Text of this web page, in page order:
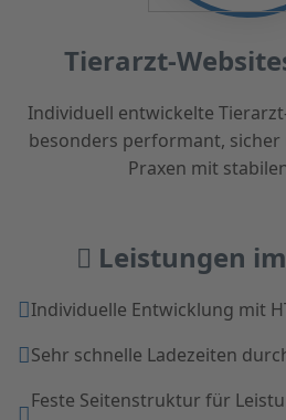
Tierarzt-
Individuell entwickelte
besonders performant,
Praxen mit
Leistungen
Individuelle Entwicklung mit
Sehr schnelle Ladezeiten
Feste Seitenstruktur für